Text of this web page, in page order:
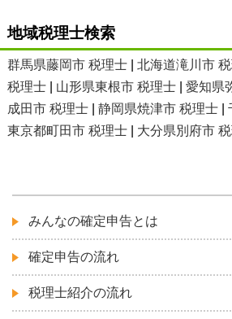
地域税理士検索
群馬県藤岡市 税理士| 北海道滝川市
税理士| 山形県東根市 税理士| 愛知県
成田市 税理士| 静岡県焼津市 税理士|
東京都町田市 税理士| 大分県別府市
みんなの確定申告とは
確定申告の流れ
税理士紹介の流れ